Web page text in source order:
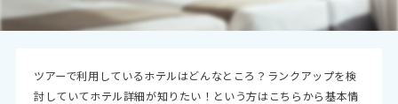
ツアーで利用しているホテルはどんなところ？ランクアップを検
討していてホテル詳細が知りたい！という方はこちらから基本情